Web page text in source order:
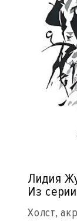
Лидия
Из
Холст,